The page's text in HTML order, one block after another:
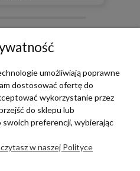
I DOSTAWA
umożliwiają poprawne
dostosować ofertę do
wykorzystanie przez
do sklepu lub
preferencji, wybierając
w naszej Polityce